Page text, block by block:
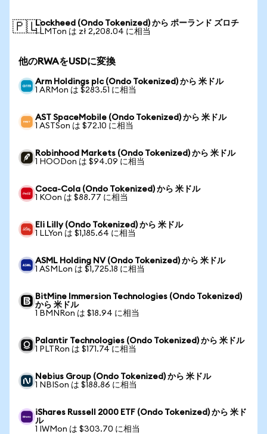
🇵🇱Lockheed (Ondo Tokenized) から ポーランド ズロチ
1 LMTon は zł 2,208.04 に相当
他のRWAをUSDに変換
Arm Holdings plc (Ondo Tokenized) から 米ドル
1 ARMon は $283.51 に相当
AST SpaceMobile (Ondo Tokenized) から 米ドル
1 ASTSon は $72.10 に相当
Robinhood Markets (Ondo Tokenized) から 米ドル
1 HOODon は $94.09 に相当
Coca-Cola (Ondo Tokenized) から 米ドル
1 KOon は $88.77 に相当
Eli Lilly (Ondo Tokenized) から 米ドル
1 LLYon は $1,185.64 に相当
ASML Holding NV (Ondo Tokenized) から 米ドル
1 ASMLon は $1,725.18 に相当
BitMine Immersion Technologies (Ondo Tokenized)
から 米ドル
1 BMNRon は $18.94 に相当
Palantir Technologies (Ondo Tokenized) から 米ドル
1 PLTRon は $171.74 に相当
Nebius Group (Ondo Tokenized) から 米ドル
1 NBISon は $188.86 に相当
iShares Russell 2000 ETF (Ondo Tokenized) から 米ド
ル
1 IWMon は $303.70 に相当